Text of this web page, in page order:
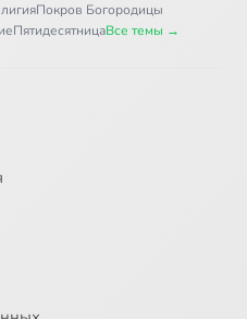
Покров Богородицы
ПятидесятницаВсе темы →